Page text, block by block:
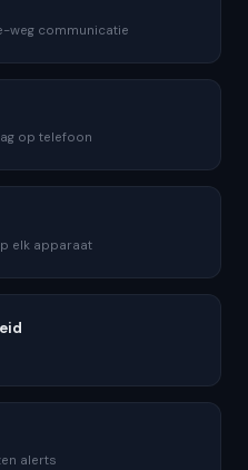
weg communicatie
op telefoon
elk apparaat
alerts